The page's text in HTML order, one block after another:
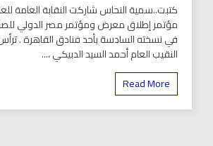
كتبت..سمية النحاس شاركت النقابة العامة
مؤتمر إطلاق معرض ومؤتمر مصر الدولي
في نسخته السادسة بأحد فنادق القاهرة .
النقيب العام أحمد السيد الدبيكي ،...
Read More